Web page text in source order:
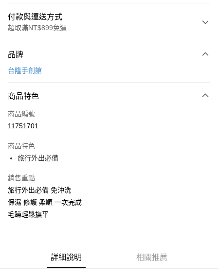
付款與運送方式
超取滿NT$899免運
信用卡一次付款
Apple Pay
街口支付
Google Pay
大哥付你分期
相關說明
1.本服務由台灣大哥大提供，台灣大哥大用戶可立即使用無須另外申請。
3.實際核准額度、可分期數及費用金額請依後續交易確認頁面所載為準。
4.訂單成立30分鐘內，如未前往確認交易或遇審核未通過，訂單將自動取
消。如遇「轉專審核」未通過狀況，表示未達大哥付你分期系統評分，恕無
AFTEE先享後付
品牌
台隆手創館
商品特色
商品編號
11751701
商品特色
旅行外出必備
銷售重點
旅行外出必備 免沖洗
保濕 修護 柔順 一次完成
毛躁輕鬆撫平
詳細說明 相關推薦